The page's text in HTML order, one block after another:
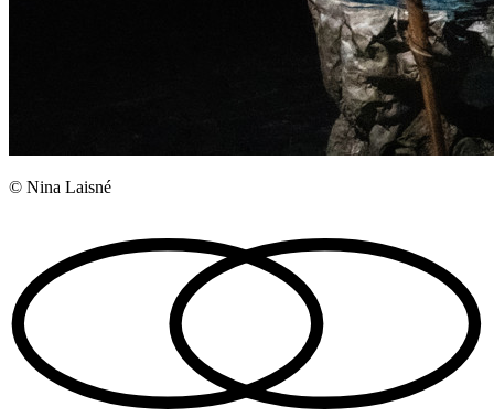
© Nina Laisné